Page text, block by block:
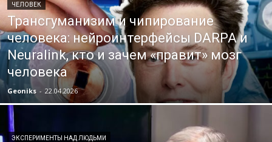
ЧЕЛОВЕК
Трансгуманизим и чипирование
человека: нейроинтерфейсы DARPA и
Neuralink, кто и зачем «правит» мозг
человека
Geoniks - 22.04.2026
ЭКСПЕРИМЕНТЫ НАД ЛЮДЬМИ